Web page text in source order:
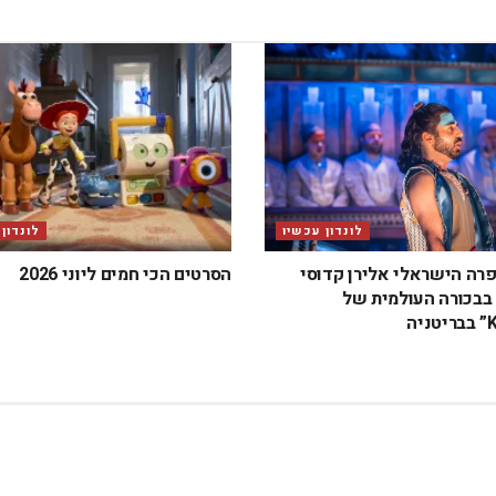
לונדון עכשיו
הישראלי אלירן קדוסי
העולמית של
הסרטים הכי חמים ליוני 2026